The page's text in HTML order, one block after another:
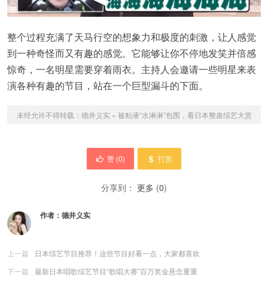
整个过程充满了天马行空的想象力和极度的刺激，让人感觉
到一种奇怪而又有趣的感觉。它能够让你不停地发笑并倍感
惊奇，一名明星需要穿着雨衣。主持人会邀请一些明星来表
演各种有趣的节目，站在一个巨型漏斗的下面。
未经允许不得转载： 德井义实 » 被粘液“水淋淋”包围，看日本整蛊综艺大赏
赞 (0) 打赏
分享到： 更多 (0)
作者： 德井义实
上一篇
日本综艺节目推荐！这些节目好看一点，大家都喜欢
下一篇
最新日本唱歌综艺节目“歌唱大赛”百万奖金悬念重重